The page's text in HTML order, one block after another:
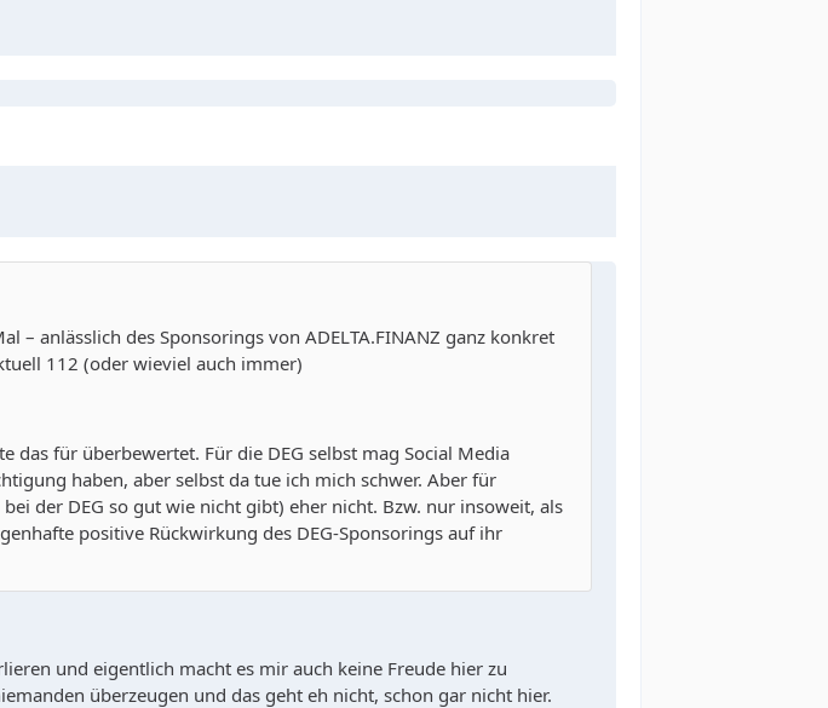
anlässlich des Sponsorings von ADELTA.FINANZ ganz konkret
112 (oder wieviel auch immer)
das für überbewertet. Für die DEG selbst mag Social Media
haben, aber selbst da tue ich mich schwer. Aber für
der DEG so gut wie nicht gibt) eher nicht. Bzw. nur insoweit, als
positive Rückwirkung des DEG-Sponsorings auf ihr
und eigentlich macht es mir auch keine Freude hier zu
überzeugen und das geht eh nicht, schon gar nicht hier.